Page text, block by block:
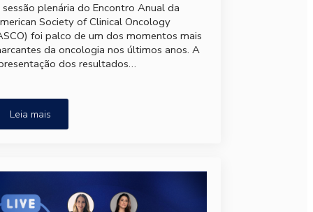
sessão plenária do Encontro Anual da
Society of Clinical Oncology
foi palco de um dos momentos mais
da oncologia nos últimos anos. A
dos resultados…
Leia mais